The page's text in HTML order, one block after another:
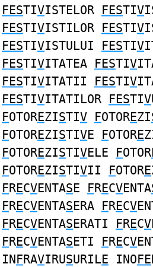
FESTIVISTELOR FESTIV
FESTIVISTILOR FESTIV
FESTIVISTULUI FESTIV
FESTIVITATEA FESTIV
FESTIVITATII FESTIV
FESTIVITATILOR FESTIV
FOTOREZISTIV FOTOREZI
FOTOREZISTIVE FOTORE
FOTOREZISTIVELE FOTOR
FOTOREZISTIVII FOTORE
FRECVENTASE FRECVENTA
FRECVENTASERA FRECV
FRECVENTASERATI FRECV
FRECVENTASETI FRECV
INFRAVIRUSURILE INOFE